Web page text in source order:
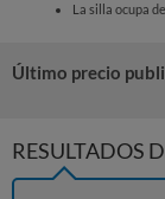
La silla ocupa
Último precio
RESULTADOS